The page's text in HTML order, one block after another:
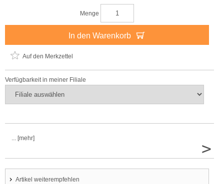
Menge
In den Warenkorb
Auf den Merkzettel
Verfügbarkeit in meiner Filiale
... [mehr]
>
Artikel weiterempfehlen